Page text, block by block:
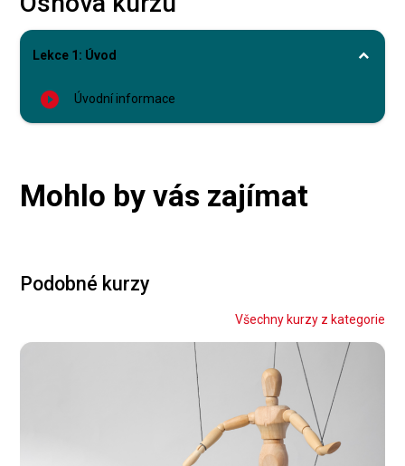
Lekce 1: Úvod
play_circle_filled Úvodní informace
Mohlo by vás zajímat
Podobné kurzy
Všechny kurzy z kategorie